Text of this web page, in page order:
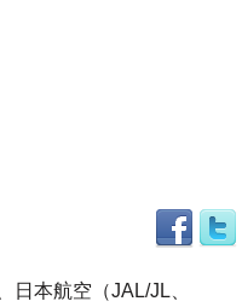
本航空（JAL/JL、